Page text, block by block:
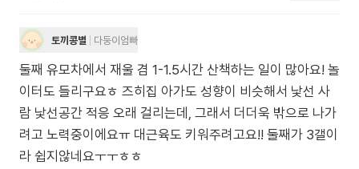
토끼콩별 다둥이엄빠
둘째 유모차에서 재울 겸 1-1.5시간 산책하는 일이 많아요! 놀
이터도 들리구요ㅎ 즈히집 아가도 성향이 비슷해서 낯선 사
람 낯선공간 적응 오래 걸리는데, 그래서 더더욱 밖으로 나가
려고 노력중이에요ㅠ 대근육도 키워주려고요!! 둘째가 3갤이
라 쉽지않네요ㅜㅜㅎㅎ